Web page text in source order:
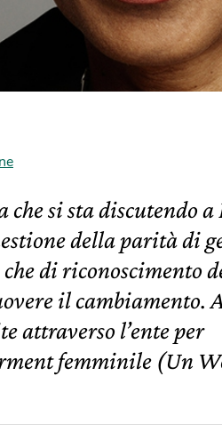
che si sta discutendo
della parità di
di riconoscimento
il cambiamento.
attraverso l’ente per
femminile (Un